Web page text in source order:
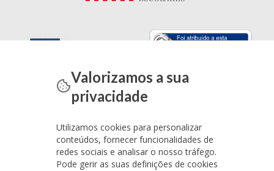
Valorizamos a sua
privacidade
Utilizamos cookies para personalizar
conteúdos, fornecer funcionalidades de
redes sociais e analisar o nosso tráfego.
Pode gerir as suas definições de cookies